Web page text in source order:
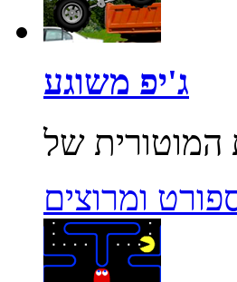
ג'יפ משוגע
ומרוצים